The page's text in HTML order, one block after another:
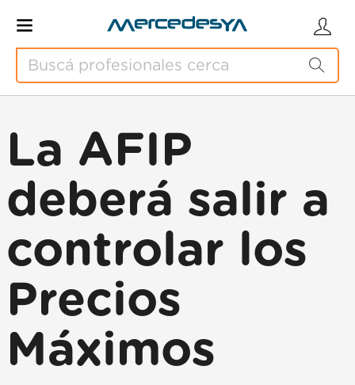
La AFIP
deberá salir a
controlar los
Precios
Máximos